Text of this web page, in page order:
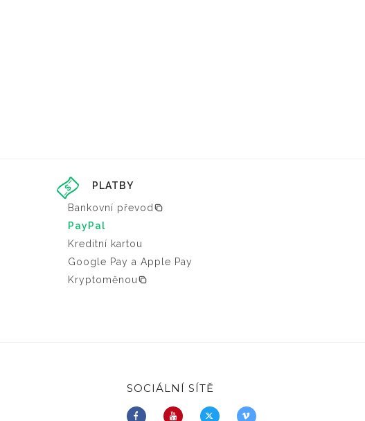
PLATBY
Bankovní převod
PayPal
Kreditní kartou
Google Pay a Apple Pay
Kryptoměnou
SOCIÁLNÍ SÍTĚ